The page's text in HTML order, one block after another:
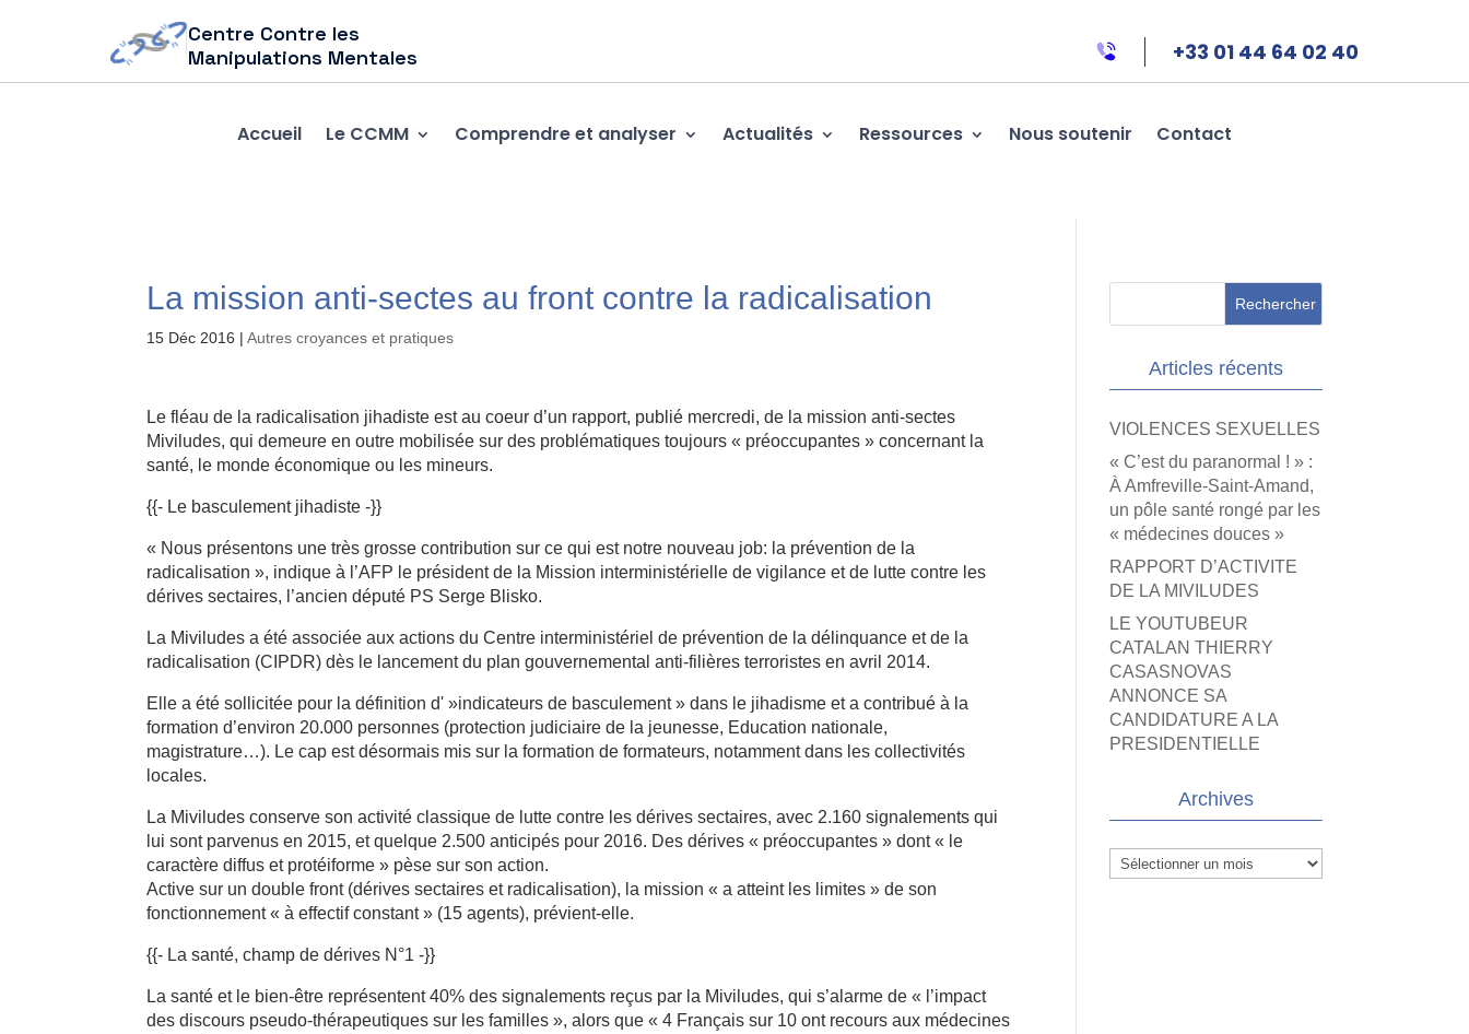
Centre Contre les
Manipulations Mentales
+33 01 44 64 02 40
Accueil Le CCMM Comprendre et analyser Actualités Ressources Nous soutenir Contact
La mission anti-sectes au front contre la radicalisation
15 Déc 2016 |Autres croyances et pratiques
Le fléau de la radicalisation jihadiste est au coeur d’un rapport, publié mercredi, de la mission anti-sectes
Miviludes, qui demeure en outre mobilisée sur des problématiques toujours « préoccupantes » concernant la
santé, le monde économique ou les mineurs.
{{- Le basculement jihadiste -}}
« Nous présentons une très grosse contribution sur ce qui est notre nouveau job: la prévention de la
radicalisation », indique à l’AFP le président de la Mission interministérielle de vigilance et de lutte contre les
dérives sectaires, l’ancien député PS Serge Blisko.
La Miviludes a été associée aux actions du Centre interministériel de prévention de la délinquance et de la
radicalisation (CIPDR) dès le lancement du plan gouvernemental anti-filières terroristes en avril 2014.
Elle a été sollicitée pour la définition d' »indicateurs de basculement » dans le jihadisme et a contribué à la
formation d’environ 20.000 personnes (protection judiciaire de la jeunesse, Education nationale,
magistrature…). Le cap est désormais mis sur la formation de formateurs, notamment dans les collectivités
locales.
La Miviludes conserve son activité classique de lutte contre les dérives sectaires, avec 2.160 signalements qui
lui sont parvenus en 2015, et quelque 2.500 anticipés pour 2016. Des dérives « préoccupantes » dont « le
caractère diffus et protéiforme » pèse sur son action.
Active sur un double front (dérives sectaires et radicalisation), la mission « a atteint les limites » de son
fonctionnement « à effectif constant » (15 agents), prévient-elle.
{{- La santé, champ de dérives N°1 -}}
La santé et le bien-être représentent 40% des signalements reçus par la Miviludes, qui s’alarme de « l’impact
des discours pseudo-thérapeutiques sur les familles », alors que « 4 Français sur 10 ont recours aux médecines
Articles récents
VIOLENCES SEXUELLES
« C’est du paranormal ! » :
À Amfreville-Saint-Amand,
un pôle santé rongé par les
« médecines douces »
RAPPORT D’ACTIVITE
DE LA MIVILUDES
LE YOUTUBEUR
CATALAN THIERRY
CASASNOVAS
ANNONCE SA
CANDIDATURE A LA
PRESIDENTIELLE
Archives
Archives